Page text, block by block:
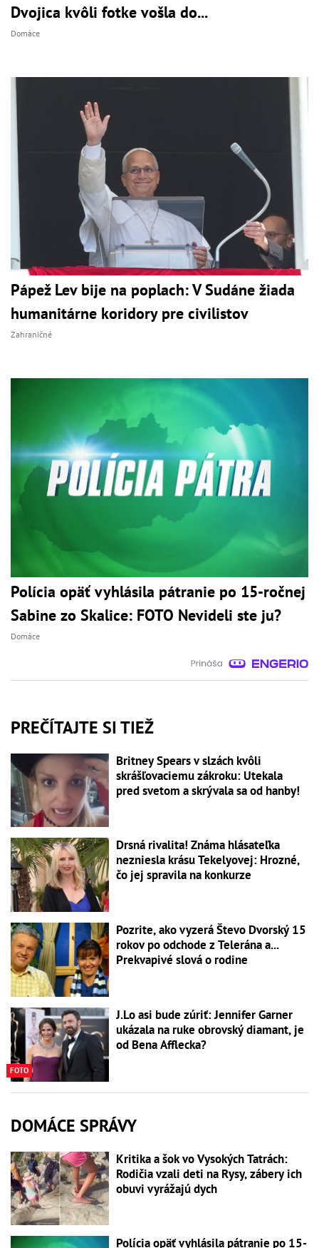
Dvojica kvôli fotke vošla do...
Domáce
Pápež Lev bije na poplach: V Sudáne žiada
humanitárne koridory pre civilistov
Zahraničné
Polícia opäť vyhlásila pátranie po 15-ročnej
Sabine zo Skalice: FOTO Nevideli ste ju?
Domáce
PREČÍTAJTE SI TIEŽ
Britney Spears v slzách kvôli
skrášľovaciemu zákroku: Utekala
pred svetom a skrývala sa od hanby!
Drsná rivalita! Známa hlásateľka
nezniesla krásu Tekelyovej: Hrozné,
čo jej spravila na konkurze
Pozrite, ako vyzerá Števo Dvorský 15
rokov po odchode z Telerána a...
Prekvapivé slová o rodine
FOTO
J.Lo asi bude zúriť: Jennifer Garner
ukázala na ruke obrovský diamant, je
od Bena Afflecka?
DOMÁCE SPRÁVY
Kritika a šok vo Vysokých Tatrách:
Rodičia vzali deti na Rysy, zábery ich
obuvi vyrážajú dych
Polícia opäť vyhlásila pátranie po 15-